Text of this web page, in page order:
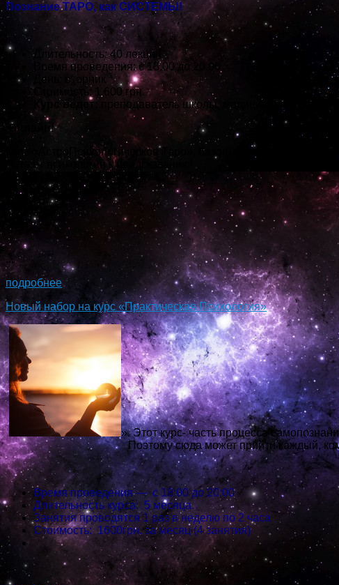
Познание ТАРО, как СИСТЕМЫ!
Длительность: 40 лекций
Время проведения: с 18.00 до 20.00
День: вторник
Стоимость: 1 600 грн.
Курс ведет:
преподаватель школы, медицинский
Онлайн!
Курс «АстроПсихологическое Таро», базовый курс знакомства с
Путь от психологии к предсказанию!
...
подробнее
Новый набор на курс «Практическая Психология»
». Этот курс- часть процесса
Поэтому сюда может прийти каждый,
Время проведения — с 18:00 до 20:00
Длительность курса: 5 месяца.
Занятия проводятся 1 раз в неделю по 2 часа
Стоимость: 1600грн. за месяц (4 занятия)